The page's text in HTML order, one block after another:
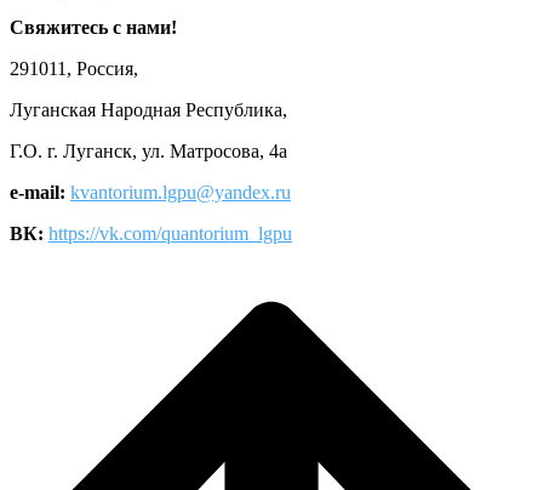
Свяжитесь с нами!
291011, Россия,
Луганская Народная Республика,
Г.О. г. Луганск, ул. Матросова, 4а
e-mail: kvantorium.lgpu@yandex.ru
ВК: https://vk.com/quantorium_lgpu